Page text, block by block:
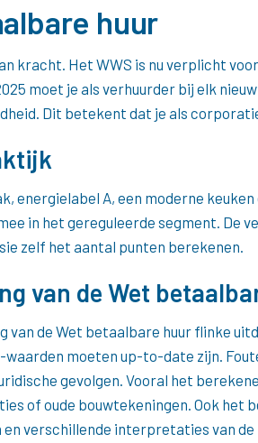
huur
kracht. Het WWS is nu verplicht
moet je als verhuurder bij elk
Dit betekent dat je als
energielabel A, een moderne
in het gereguleerde segment. De
zelf het aantal punten berekenen.
van de Wet
de Wet betaalbare huur flinke
moeten up-to-date zijn.
gevolgen. Vooral het
of oude bouwtekeningen. Ook
verschillende interpretaties van